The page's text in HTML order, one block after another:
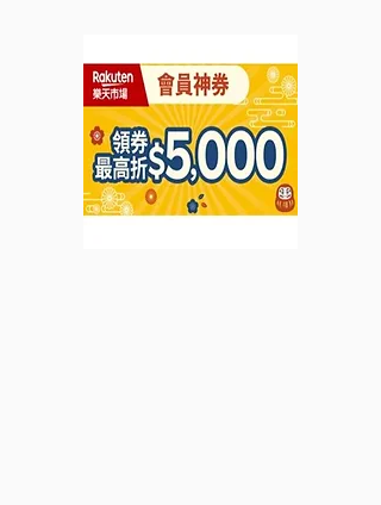
7折 (優惠至2022年6月19
日)